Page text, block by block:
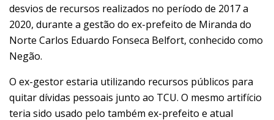
desvios de recursos realizados no período de 2017 a
2020, durante a gestão do ex-prefeito de Miranda do
Norte Carlos Eduardo Fonseca Belfort, conhecido como
Negão.
O ex-gestor estaria utilizando recursos públicos para
quitar dívidas pessoais junto ao TCU. O mesmo artifício
teria sido usado pelo também ex-prefeito e atual